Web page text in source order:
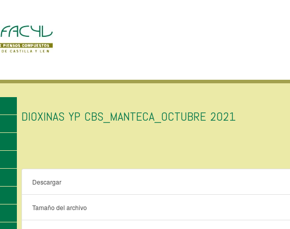
DIOXINAS YP CBS_MANTECA_OCTUBRE 2021
Descargar
Tamaño del archivo